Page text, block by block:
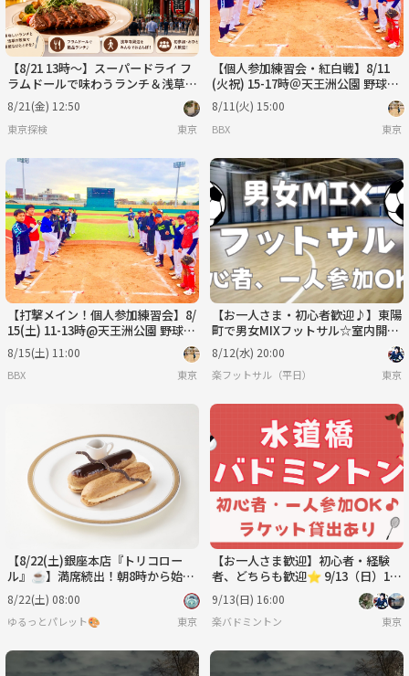
【8/21 13時〜】スーパードライ フ
ラムドールで味わうランチ＆浅草寺
さんぽツアー🍽️🚶‍♂️
8/21(金) 12:50
東京探検 東京
【個人参加練習会・紅白戦】8/11
(火祝) 15-17時＠天王洲公園 野球場
Ｂ面
8/11(火) 15:00
BBX 東京
【打撃メイン！個人参加練習会】8/
15(土) 11-13時@天王洲公園 野球場
Ａ面
8/15(土) 11:00
BBX 東京
【お一人さま・初心者歓迎♪】東陽
町で男女MIXフットサル☆室内開
催！8/12(水)20時～
8/12(水) 20:00
楽フットサル（平日） 東京
【8/22(土)銀座本店『トリコロー
ル』☕️】満席続出！朝8時から始め
る朝活カフェ交流イベント
8/22(土) 08:00
ゆるっとパレット🎨 東京
【お一人さま歓迎】初心者・経験
者、どちらも歓迎⭐︎ 9/13（日）16
時〜 水道橋でバドミントン⭐︎
9/13(日) 16:00
楽バドミントン 東京